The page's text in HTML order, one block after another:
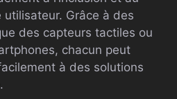
Grâce à des
des capteurs tactiles ou
chacun peut
à des solutions